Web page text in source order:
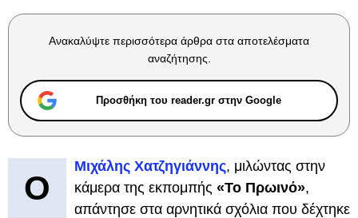
Ανακαλύψτε περισσότερα άρθρα στα αποτελέσματα
αναζήτησης.
Προσθήκη του reader.gr στην Google
Ο
Μιχάλης Χατζηγιάννης, μιλώντας στην
κάμερα της εκπομπής «Το Πρωινό»,
απάντησε στα αρνητικά σχόλια που δέχτηκε